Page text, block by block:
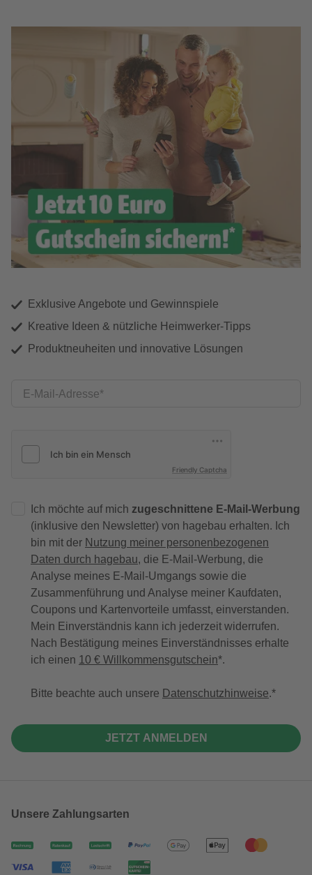
Exklusive Angebote und Gewinnspiele
Kreative Ideen & nützliche Heimwerker-Tipps
Produktneuheiten und innovative Lösungen
E-Mail-Adresse
Friendly Captcha
Ich möchte auf mich zugeschnittene E-Mail-Werbung
(inklusive den Newsletter) von hagebau erhalten. Ich
bin mit der Nutzung meiner personenbezogenen
Daten durch hagebau, die E-Mail-Werbung, die
Analyse meines E-Mail-Umgangs sowie die
Zusammenführung und Analyse meiner Kaufdaten,
Coupons und Kartenvorteile umfasst, einverstanden.
Mein Einverständnis kann ich jederzeit widerrufen.
Nach Bestätigung meines Einverständnisses erhalte
ich einen 10 € Willkommensgutschein*.
Bitte beachte auch unsere Datenschutzhinweise.
JETZT ANMELDEN
Unsere Zahlungsarten